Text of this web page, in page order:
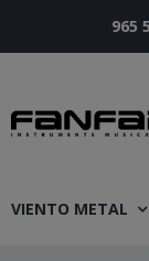
965
VIENTO METAL